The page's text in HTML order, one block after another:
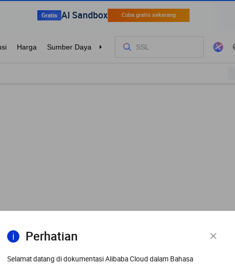
Perhatian
Selamat datang di dokumentasi Alibaba Cloud dalam Bahasa